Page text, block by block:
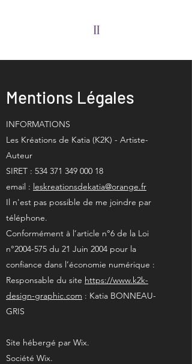
Mentions Légales
INFORMATIONS
Les Kréations de Katia (K2K) - Artiste-
Auteur
SIRET : 534 371 349 000 18
email : leskreationsdekatia@orange.fr
Il n'est pas possible de me joindre par
téléphone.
Conformément à l’article n°6 de la Loi
n°2004-575 du 21 Juin 2004 pour la
confiance dans l’économie numérique :
Responsable du site https://www.k2k-
design-graphic.com : Katia BONNEAU-
GRIS
Site hébergé par Wix.
Société Wix.